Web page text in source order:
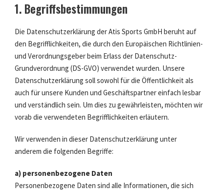
1. Begriffsbestimmungen
Die Datenschutzerklärung der Atis Sports GmbH beruht auf
den Begrifflichkeiten, die durch den Europäischen Richtlinien-
und Verordnungsgeber beim Erlass der Datenschutz-
Grundverordnung (DS-GVO) verwendet wurden. Unsere
Datenschutzerklärung soll sowohl für die Öffentlichkeit als
auch für unsere Kunden und Geschäftspartner einfach lesbar
und verständlich sein. Um dies zu gewährleisten, möchten wir
vorab die verwendeten Begrifflichkeiten erläutern.
Wir verwenden in dieser Datenschutzerklärung unter
anderem die folgenden Begriffe:
a) personenbezogene Daten
Personenbezogene Daten sind alle Informationen, die sich